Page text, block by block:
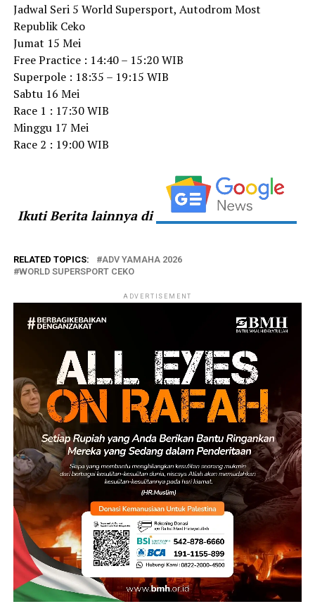
Jadwal Seri 5 World Supersport, Autodrom Most
Republik Ceko
Jumat 15 Mei
Free Practice : 14:40 – 15:20 WIB
Superpole : 18:35 – 19:15 WIB
Sabtu 16 Mei
Race 1 : 17:30 WIB
Minggu 17 Mei
Race 2 : 19:00 WIB
Ikuti Berita lainnya di
RELATED TOPICS:
ADV YAMAHA 2026
WORLD SUPERSPORT CEKO
ADVERTISEMENT